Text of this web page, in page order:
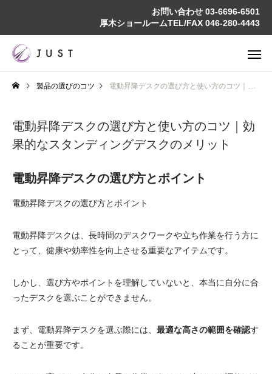
お問い合わせ 03-6696-6501
厚木ショールームTEL/FAX 046-280-4443
電動昇降洗面台
製品の選びのコツ 電動昇降デスクの選び方と使い方のコツ｜効果的なスタンディングデスクのメリット
電動昇降デスクの選び方と使い方のコツ｜効
果的なスタンディングデスクのメリット
電動昇降デスクの選び方とポイント
電動昇降デスクの選び方とポイント
電動昇降デスクは、長時間のデスクワークや立ち作業を行う方に
とって、健康や効率性を向上させる重要なアイテムです。
しかし、選び方やポイントを理解していないと、本当に自分に合
ったデスクを選ぶことができません。
まず、電動昇降デスクを選ぶ際には、 最適な高さの範囲を確認す
ることが重要です。